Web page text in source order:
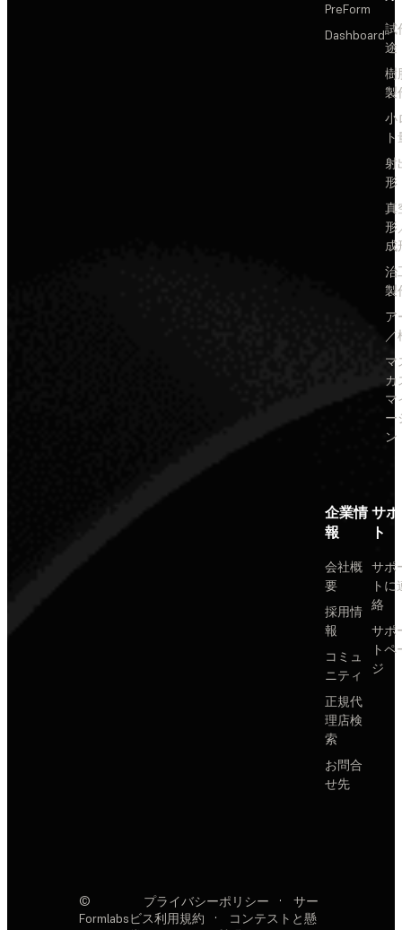
PreForm
Dashboard試
途
樹
製
小
射
形
真
形
成
治
製
ア
／
マ
カ
マ
ー
ン
企業情
報
会社概
要
採用情
報
コミュ
ニティ
正規代
理店検
索
お問合
せ先
サ
ト
サポ
トに
絡
サポ
トペ
ジ
©
Formlabs
プライバシーポリシー ·
サー
ビス利用規約
·
コンテストと懸